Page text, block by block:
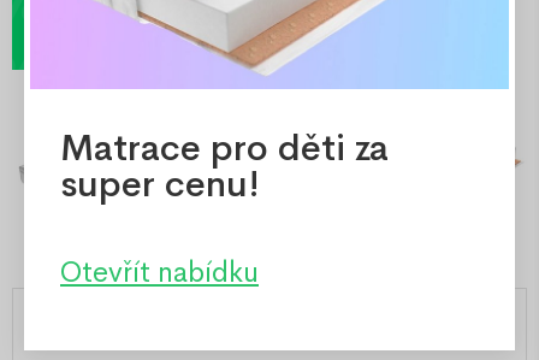
Matrace pro děti za
super cenu!
Otevřít nabídku